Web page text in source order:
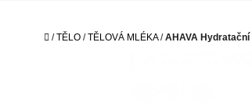
Domů
/ TĚLO / TĚLOVÁ MLÉKA / AHAVA